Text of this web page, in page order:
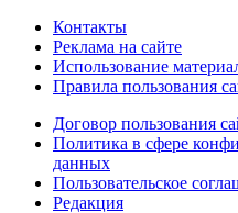
Контакты
Реклама на сайте
Использование
Правила пользования
Договор пользования
Политика в сфере
данных
Пользовательское
Редакция